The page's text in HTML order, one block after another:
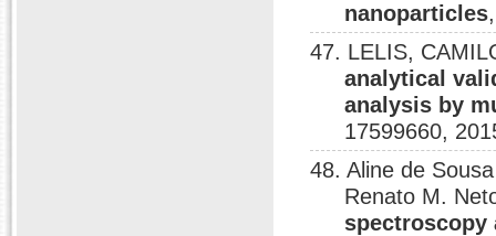
nanoparticles
47. LELIS,
analytical
analysis by
17599660,
48. Aline de
Renato M.
spectroscopy